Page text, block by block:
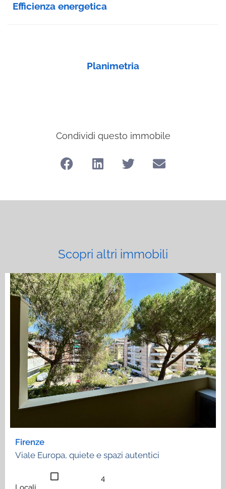
Efficienza energetica
Planimetria
Condividi questo immobile
Scopri altri immobili
Firenze
Viale Europa, quiete e spazi autentici
4